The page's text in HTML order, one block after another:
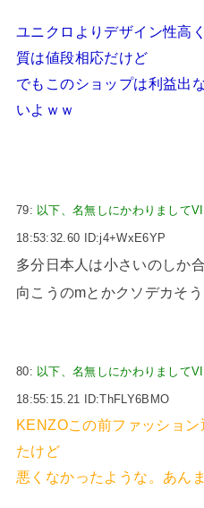
ユニクロよりデザイン性高
質は値段相応だけど
でもこのショップは利益出
いよｗｗ
79: 以下、名無しにかわりまして
18:53:32.60 ID:j4+WxE6YP
多分日本人は小さいのしか
向こうのmとかクソデカそう
80: 以下、名無しにかわりまして
18:55:15.21 ID:ThFLY6BMO
KENZOこの前ファッショ
たけど
悪くなかったような。あん